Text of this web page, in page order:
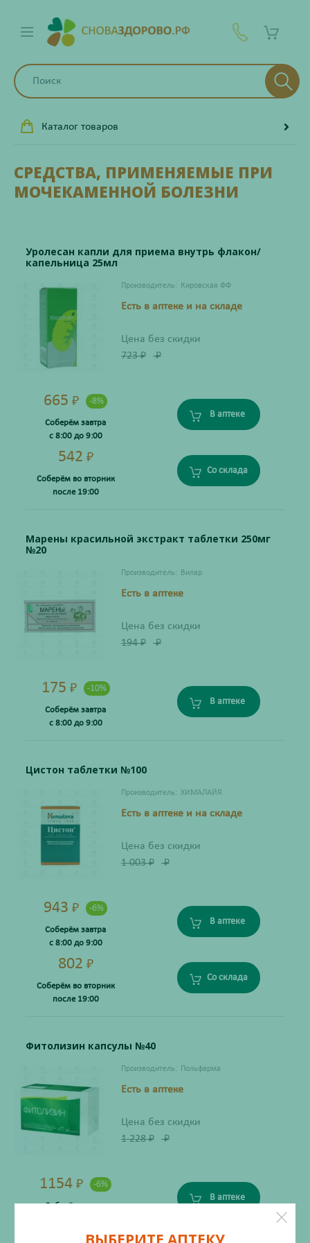
Каталог товаров
СРЕДСТВА, ПРИМЕНЯЕМЫЕ ПРИ
МОЧЕКАМЕННОЙ БОЛЕЗНИ
Уролесан капли для приема внутрь флакон/
капельница 25мл
Производитель: Кировская ФФ
Есть в аптеке и на складе
Цена без скидки
723₽ ₽
665 ₽ -8%
Соберём завтра
с 8:00 до 9:00
В аптеке
542 ₽
Соберём во вторник
после 19:00
Со склада
Марены красильной экстракт таблетки 250мг
№20
Производитель: Вилар
Есть в аптеке
Цена без скидки
194₽ ₽
175 ₽ -10%
Соберём завтра
с 8:00 до 9:00
В аптеке
Цистон таблетки №100
Производитель: ХИМАЛАЙЯ
Есть в аптеке и на складе
Цена без скидки
1 003₽ ₽
943 ₽ -6%
Соберём завтра
с 8:00 до 9:00
В аптеке
802 ₽
Соберём во вторник
после 19:00
Со склада
Фитолизин капсулы №40
Производитель: Польфарма
Есть в аптеке
Цена без скидки
1 228₽ ₽
1154 ₽ -6%
Соберём завтра
В аптеке